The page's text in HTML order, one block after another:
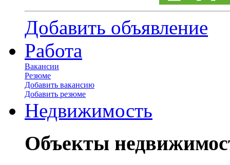
Добавить объявление
Работа
Вакансии
Резюме
Добавить вакансию
Добавить резюме
Недвижимость
Объекты